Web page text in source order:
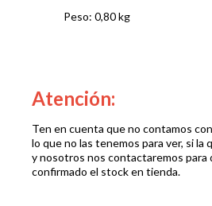
Peso: 0,80 kg
Atención:
Ten en cuenta que no contamos
lo que no las tenemos para ver, si la
y nosotros nos contactaremos para
confirmado el stock en tienda.